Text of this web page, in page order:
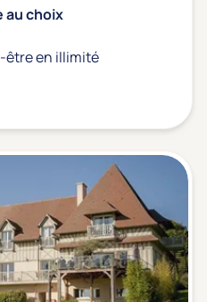
au choix
être en illimité